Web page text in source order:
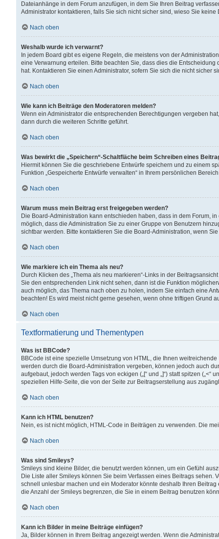
Dateianhänge in dem Forum anzufügen, in dem Sie Ihren Beitrag
Administrator kontaktieren, falls Sie sich nicht sicher sind, wieso Sie
Nach oben
Weshalb wurde ich verwarnt?
In jedem Board gibt es eigene Regeln, die meistens von der
eine Verwarnung erteilen. Bitte beachten Sie, dass dies die
hat. Kontaktieren Sie einen Administrator, sofern Sie sich die nicht sicher
Nach oben
Wie kann ich Beiträge den Moderatoren melden?
Wenn ein Administrator die entsprechenden Berechtigungen vergeben
dann durch die weiteren Schritte geführt.
Nach oben
Was bewirkt die „Speichern“-Schaltfläche beim Schreiben eines
Hiermit können Sie die geschriebene Entwürfe speichern und zu einem
Funktion „Gespeicherte Entwürfe verwalten“ in Ihrem persönlichen
Nach oben
Warum muss mein Beitrag erst freigegeben werden?
Die Board-Administration kann entschieden haben, dass in dem Forum,
möglich, dass die Administration Sie zu einer Gruppe von Benutzern
sichtbar werden. Bitte kontaktieren Sie die Board-Administration, wenn
Nach oben
Wie markiere ich ein Thema als neu?
Durch Klicken des „Thema als neu markieren“-Links in der
Sie den entsprechenden Link nicht sehen, dann ist die Funktion
auch möglich, das Thema nach oben zu holen, indem Sie einfach eine
beachten! Es wird meist nicht gerne gesehen, wenn ohne triftigen Grund
Nach oben
Textformatierung und Thementypen
Was ist BBCode?
BBCode ist eine spezielle Umsetzung von HTML, die Ihnen
werden durch die Board-Administration vergeben, können jedoch auch
aufgebaut, jedoch werden Tags von eckigen („[“ und „]“) statt spitzen
speziellen Hilfe-Seite, die von der Seite zur Beitragserstellung aus
Nach oben
Kann ich HTML benutzen?
Nein, es ist nicht möglich, HTML-Code in Beiträgen zu verwenden. Die
Nach oben
Was sind Smileys?
Smileys sind kleine Bilder, die benutzt werden können, um ein Gefühl
Die Liste aller Smileys können Sie beim Verfassen eines Beitrags
schnell unlesbar machen und ein Moderator könnte deshalb Ihren
die Anzahl der Smileys begrenzen, die Sie in einem Beitrag benutzen
Nach oben
Kann ich Bilder in meine Beiträge einfügen?
Ja, Bilder können in Ihrem Beitrag angezeigt werden. Wenn die